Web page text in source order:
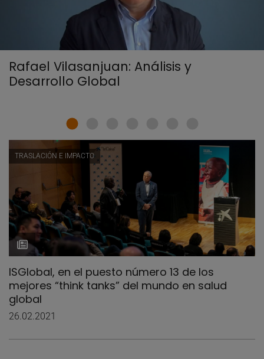
Rafael Vilasanjuan: Análisis y
Desarrollo Global
TRASLACIÓN E IMPACTO
ISGlobal, en el puesto número 13 de los
mejores “think tanks” del mundo en salud
global
26.02.2021